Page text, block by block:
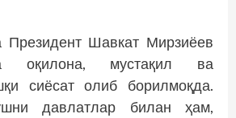
Президент Шавкат Мирзиёев
оқилона, мус­тақил ва
сиёсат олиб борилмоқда.
давлатлар билан ҳам,